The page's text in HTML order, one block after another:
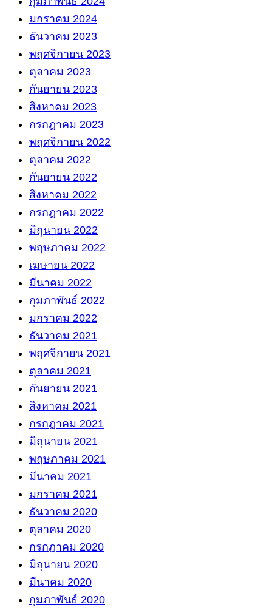
มกราคม 2024
ธันวาคม 2023
พฤศจิกายน 2023
ตุลาคม 2023
กันยายน 2023
สิงหาคม 2023
กรกฎาคม 2023
พฤศจิกายน 2022
ตุลาคม 2022
กันยายน 2022
สิงหาคม 2022
กรกฎาคม 2022
มิถุนายน 2022
พฤษภาคม 2022
เมษายน 2022
มีนาคม 2022
กุมภาพันธ์ 2022
มกราคม 2022
ธันวาคม 2021
พฤศจิกายน 2021
ตุลาคม 2021
กันยายน 2021
สิงหาคม 2021
กรกฎาคม 2021
มิถุนายน 2021
พฤษภาคม 2021
มีนาคม 2021
มกราคม 2021
ธันวาคม 2020
ตุลาคม 2020
กรกฎาคม 2020
มิถุนายน 2020
มีนาคม 2020
กุมภาพันธ์ 2020